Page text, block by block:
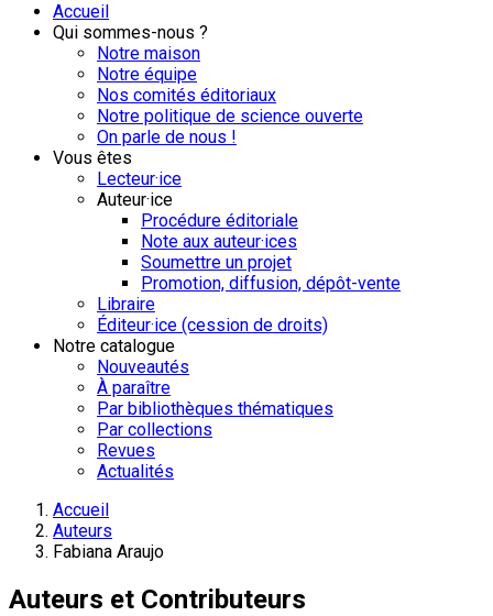
Accueil
Qui sommes-nous ?
Notre maison
Notre équipe
Nos comités éditoriaux
Notre politique de science ouverte
On parle de nous !
Vous êtes
Lecteur·ice
Auteur·ice
Procédure éditoriale
Note aux auteur·ices
Soumettre un projet
Promotion, diffusion, dépôt-vente
Libraire
Éditeur·ice (cession de droits)
Notre catalogue
Nouveautés
À paraître
Par bibliothèques thématiques
Par collections
Revues
Actualités
Accueil
Auteurs
Fabiana Araujo
Auteurs et Contributeurs